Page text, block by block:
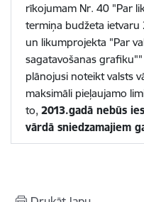
rīkojumam Nr. 40 "Par
termiņa budžeta ietvaru
un likumprojekta "Par
sagatavošanas
plānojusi noteikt valsts
maksimāli pieļaujamo
to, 2013.gadā nebūs
vārdā sniedzamajiem